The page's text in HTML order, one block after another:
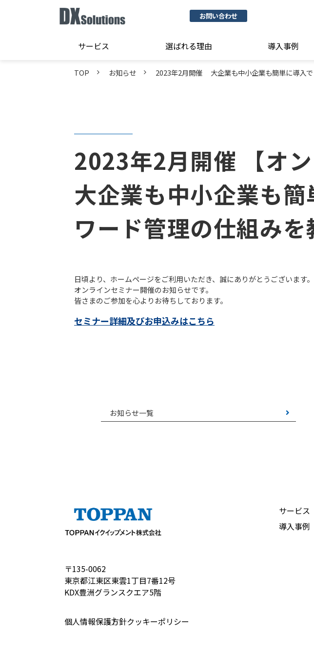
お問い合わせ
サービス 選ばれる理由 導入事例
TOP お知らせ 2023年2月開催 大企業も中小企業も簡単に導入
2023年2月開催 【オン
大企業も中小企業も
ワード管理の仕組みを
日頃より、ホームページをご利用いただき、誠にありがとうございます。
オンラインセミナー開催のお知らせです。
皆さまのご参加を心よりお待ちしております。
セミナー詳細及びお申込みはこちら
お知らせ一覧
〒135-0062
東京都江東区東雲1丁目7番12号
KDX豊洲グランスクエア5階
サービス
導入事例
個人情報保護方針クッキーポリシー